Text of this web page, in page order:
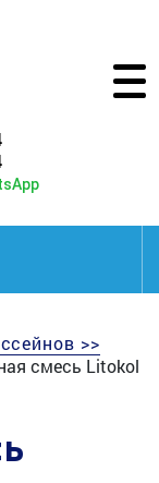
>>
смесь Litokol